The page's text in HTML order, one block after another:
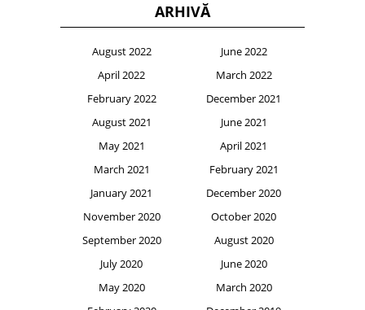
ARHIVĂ
August 2022
June 2022
April 2022
March 2022
February 2022
December 2021
August 2021
June 2021
May 2021
April 2021
March 2021
February 2021
January 2021
December 2020
November 2020
October 2020
September 2020
August 2020
July 2020
June 2020
May 2020
March 2020